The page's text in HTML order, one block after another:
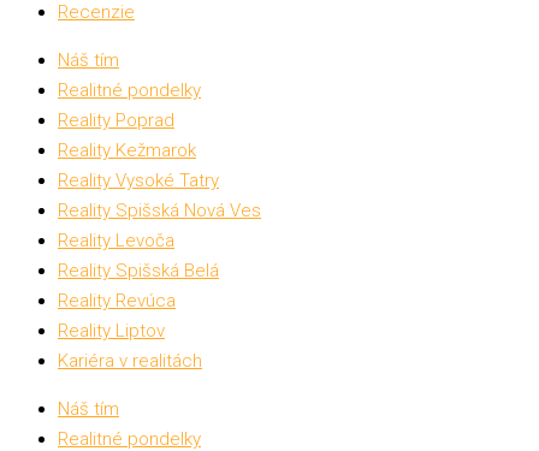
Recenzie
Náš tím
Realitné pondelky
Reality Poprad
Reality Kežmarok
Reality Vysoké Tatry
Reality Spišská Nová Ves
Reality Levoča
Reality Spišská Belá
Reality Revúca
Reality Liptov
Kariéra v realitách
Náš tím
Realitné pondelky